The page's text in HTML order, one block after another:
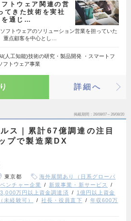
トウェア関連の営
てきた技術を実社
を通じ…
フトウェアのソリューション営業を担っていた
重点顧客を中心とし…
人工知能)技術の研究・製品開発 ・スマートフ
フトウェア事業
詳細へ
掲載期間 26/08/07～26/08/20
ス｜累計67億調達の注目
プで製造業DX
東京都
海外展開あり（日系グローバ
ベンチャー企業
新規事業・新サービス
3,000万円以上資金調達済
1億円以上資金
未経験可） 社長・役員直下
年収600万